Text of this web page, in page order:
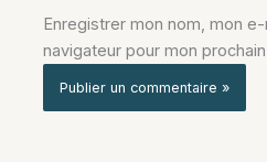
Enregistrer mon nom, mon
navigateur pour mon